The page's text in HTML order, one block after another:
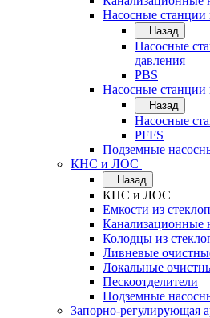
Насосные
Назад
Насосные
давления
PBS
Насосные
Назад
Насосные
PFFS
Подземные
КНС и ЛОС
Назад
КНС и ЛОС
Емкости из
Канализационные
Колодцы из
Ливневые
Локальные
Пескоотделители
Подземные
Запорно-регулирующая